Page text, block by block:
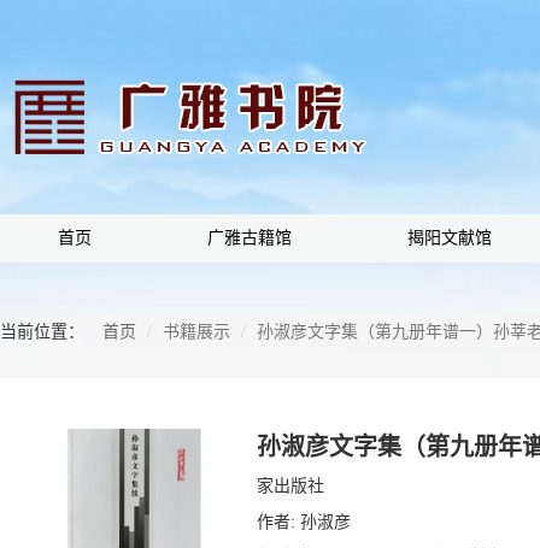
首页 广雅古籍馆 揭阳文献馆
当前位置： 首页 书籍展示 孙淑彦文字集（第九册年谱一）孙莘
孙淑彦文字集（第九册年
家出版社
作者: 孙淑彦